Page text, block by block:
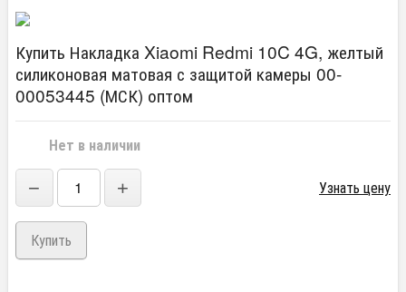
Купить Накладка Xiaomi Redmi 10C 4G, желтый
силиконовая матовая с защитой камеры 00-
00053445 (МСК) оптом
Нет в наличии
− + Узнать цену